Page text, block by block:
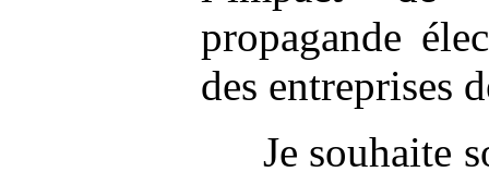
propagande
des entreprises
Je souhaite